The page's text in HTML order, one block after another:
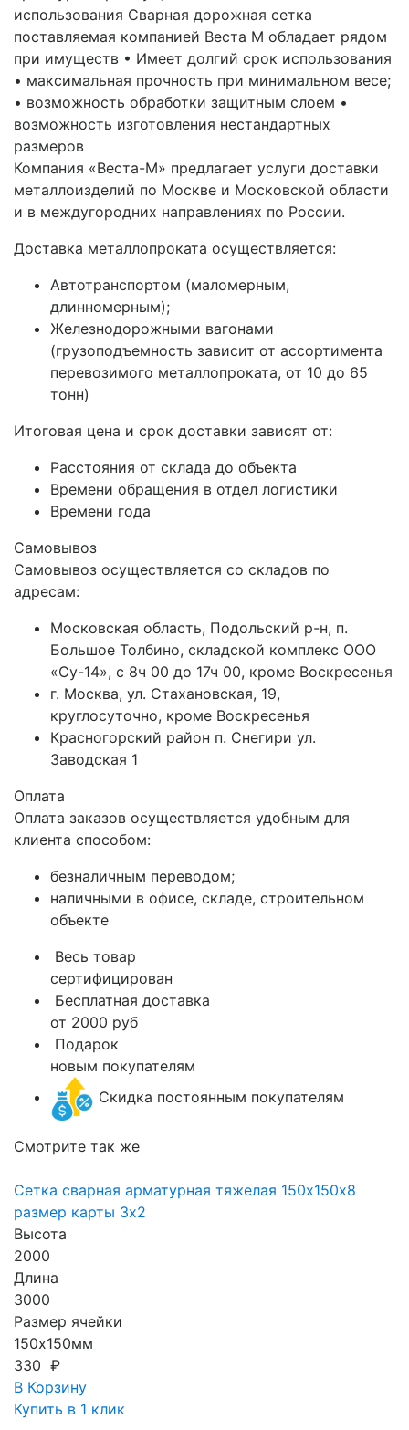
использования Сварная дорожная сетка
поставляемая компанией Веста М обладает рядом
при имуществ • Имеет долгий срок использования
• максимальная прочность при минимальном весе;
• возможность обработки защитным слоем •
возможность изготовления нестандартных
размеров
Компания «Веста-М» предлагает услуги доставки
металлоизделий по Москве и Московской области
и в междугородних направлениях по России.
Доставка металлопроката осуществляется:
Автотранспортом (маломерным,
длинномерным);
Железнодорожными вагонами
(грузоподъемность зависит от ассортимента
перевозимого металлопроката, от 10 до 65
тонн)
Итоговая цена и срок доставки зависят от:
Расстояния от склада до объекта
Времени обращения в отдел логистики
Времени года
Самовывоз
Самовывоз осуществляется со складов по
адресам:
Московская область, Подольский р-н, п.
Большое Толбино, складской комплекс ООО
«Су-14», с 8ч 00 до 17ч 00, кроме Воскресенья
г. Москва, ул. Стахановская, 19,
круглосуточно, кроме Воскресенья
Красногорский район п. Снегири ул.
Заводская 1
Оплата
Оплата заказов осуществляется удобным для
клиента способом:
безналичным переводом;
наличными в офисе, складе, строительном
объекте
Весь товар
сертифицирован
Бесплатная доставка
от 2000 руб
Подарок
новым покупателям
Скидка постоянным покупателям
Смотрите так же
Сетка сварная арматурная тяжелая 150х150х8
размер карты 3х2
Высота
2000
Длина
3000
Размер ячейки
150х150мм
330 ₽
В Корзину
Купить в 1 клик